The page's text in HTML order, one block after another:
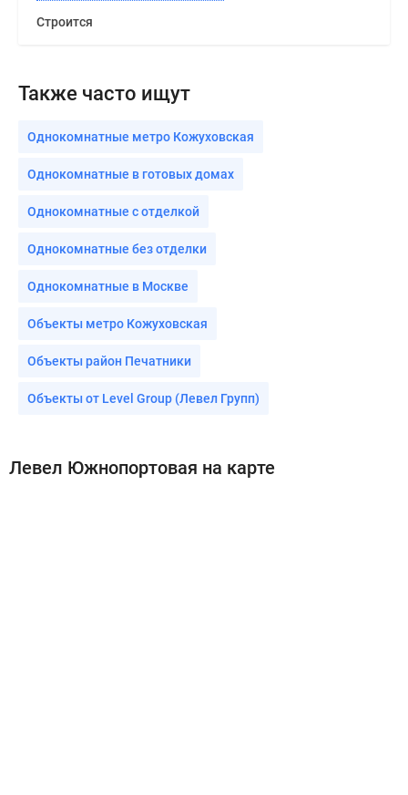
Строится
Также часто ищут
Однокомнатные метро Кожуховская
Однокомнатные в готовых домах
Однокомнатные с отделкой
Однокомнатные без отделки
Однокомнатные в Москве
Объекты метро Кожуховская
Объекты район Печатники
Объекты от Level Group (Левел Групп)
Левел Южнопортовая на карте